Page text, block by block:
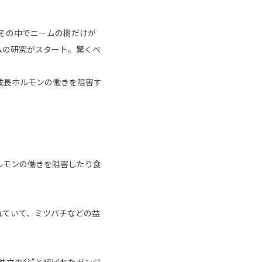
の中でニームの樹だけが
研究がスタート。驚くべ
ホルモンの働きを阻害す
ンの働きを阻害したり食
いて、ミツバチなどの益